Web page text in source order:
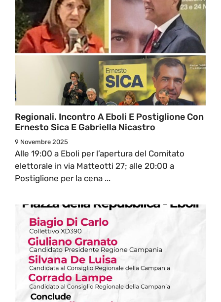
Regionali. Incontro A Eboli E Postiglione Con
Ernesto Sica E Gabriella Nicastro
9 Novembre 2025
Alle 19:00 a Eboli per l’apertura del Comitato
elettorale in via Matteotti 27; alle 20:00 a
Postiglione per la cena ...